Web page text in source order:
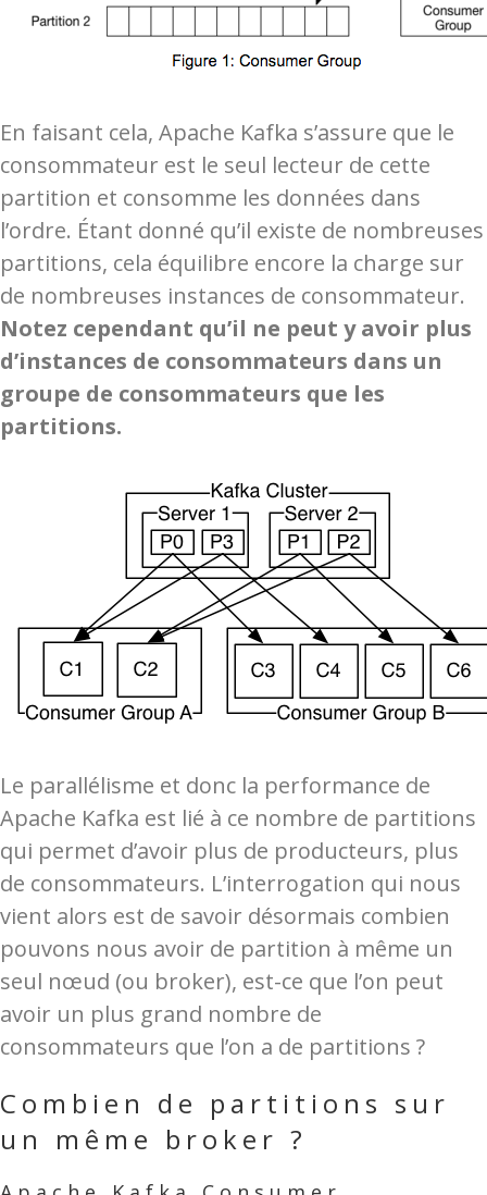
En faisant cela, Apache Kafka s’assure que le
consommateur est le seul lecteur de cette
partition et consomme les données dans
l’ordre. Étant donné qu’il existe de nombreuses
partitions, cela équilibre encore la charge sur
de nombreuses instances de consommateur.
Notez cependant qu’il ne peut y avoir plus
d’instances de consommateurs dans un
groupe de consommateurs que les
partitions.
Le parallélisme et donc la performance de
Apache Kafka est lié à ce nombre de partitions
qui permet d’avoir plus de producteurs, plus
de consommateurs. L’interrogation qui nous
vient alors est de savoir désormais combien
pouvons nous avoir de partition à même un
seul nœud (ou broker), est-ce que l’on peut
avoir un plus grand nombre de
consommateurs que l’on a de partitions ?
Combien de partitions sur
un même broker ?